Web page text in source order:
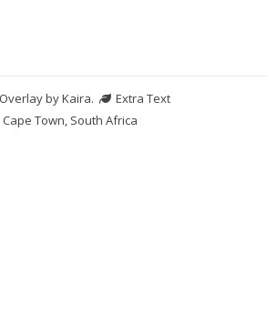
byKaira.
Extra Text
Cape Town, South Africa